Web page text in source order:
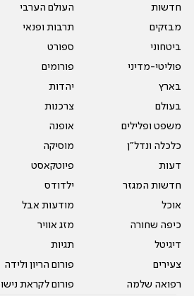
חדשות
מבזקים
ביטחוני
פוליטי-מדיני
בארץ
בעולם
משפט ופלילים
כלכלה ונדל"ן
דעות
חדשות המגזר
אוכל
כיפה שחורה
דיגיטל
צעירים
רפואה שלמה
העולם הערבי
תרבות ופנאי
ספורט
פורומים
יהדות
צרכנות
אופנה
מוסיקה
פיוטקאסט
ילדודס
מודעות אבל
מזג אוויר
תגיות
פורום הריון ולידה
פורום לקראת